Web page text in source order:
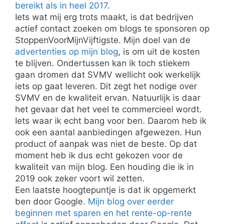
bereikt als in heel 2017.
Iets wat mij erg trots maakt, is dat bedrijven
actief contact zoeken om blogs te sponsoren op
StoppenVoorMijnVijftigste. Mijn doel van de
advertenties op mijn blog, is om uit de kosten
te blijven. Ondertussen kan ik toch stiekem
gaan dromen dat SVMV wellicht ook werkelijk
iets op gaat leveren. Dit zegt het nodige over
SVMV en de kwaliteit ervan. Natuurlijk is daar
het gevaar dat het veel te commercieel wordt.
Iets waar ik echt bang voor ben. Daarom heb ik
ook een aantal aanbiedingen afgewezen. Hun
product of aanpak was niet de beste. Op dat
moment heb ik dus echt gekozen voor de
kwaliteit van mijn blog. Een houding die ik in
2019 ook zeker voort wil zetten.
Een laatste hoogtepuntje is dat ik opgemerkt
ben door Google. Mijn blog over eerder
beginnen met sparen en het rente-op-rente